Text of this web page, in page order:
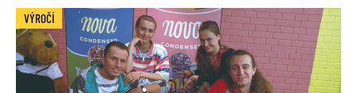
VÝROČÍ